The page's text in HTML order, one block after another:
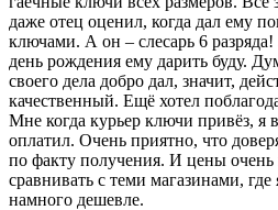
даже отец оценил, когда дал ему
ключами. А он – слесарь 6 разряда!
день рождения ему дарить буду.
своего дела добро дал, значит,
качественный. Ещё хотел
Мне когда курьер ключи привёз, я
оплатил. Очень приятно, что
по факту получения. И цены
сравнивать с теми магазинами, где
намного дешевле.